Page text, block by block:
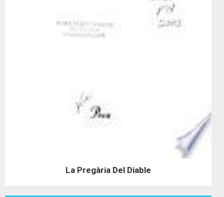
La Pregària Del Diable